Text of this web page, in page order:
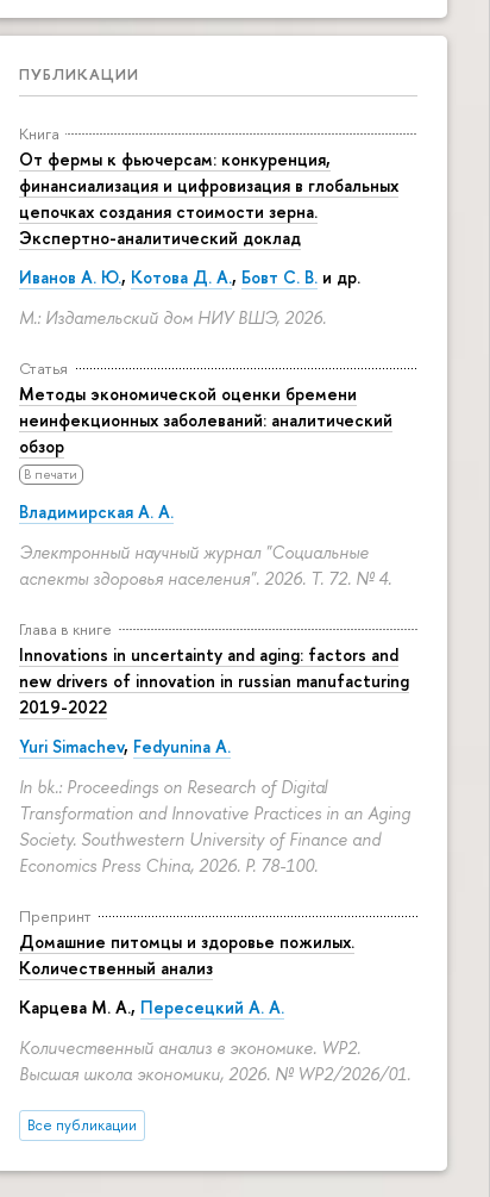
ПУБЛИКАЦИИ
Книга
От фермы к фьючерсам: конкуренция,
финансиализация и цифровизация в глобальных
цепочках создания стоимости зерна.
Экспертно-аналитический доклад
Иванов А. Ю., Котова Д. А., Бовт С. В. и др.
М.: Издательский дом НИУ ВШЭ, 2026.
Статья
Методы экономической оценки бремени
неинфекционных заболеваний: аналитический
обзор
В печати
Владимирская А. А.
Электронный научный журнал "Социальные
аспекты здоровья населения". 2026. Т. 72. № 4.
Глава в книге
Innovations in uncertainty and aging: factors and
new drivers of innovation in russian manufacturing
2019-2022
Yuri Simachev, Fedyunina A.
In bk.: Proceedings on Research of Digital
Transformation and Innovative Practices in an Aging
Society. Southwestern University of Finance and
Economics Press China, 2026. P. 78-100.
Препринт
Домашние питомцы и здоровье пожилых.
Количественный анализ
Карцева М. А., Пересецкий А. А.
Количественный анализ в экономике. WP2.
Высшая школа экономики, 2026. № WP2/2026/01.
Все публикации